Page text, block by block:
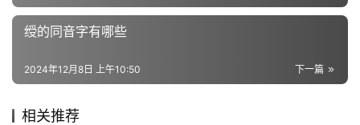
义
词
词
绶的同音字有哪些
下一篇
2024年12月8日 上午10:50
相关推荐